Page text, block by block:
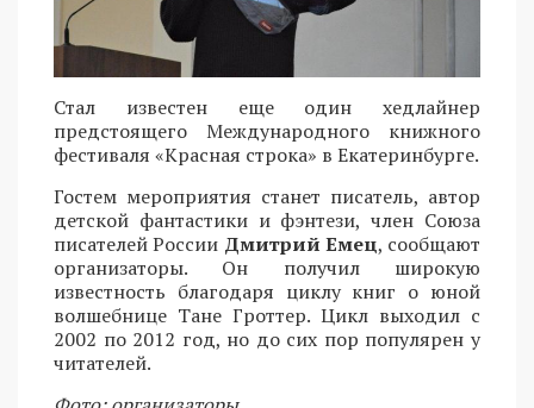
Стал известен еще один хедлайнер
предстоящего Международного книжного
фестиваля «Красная строка» в Екатеринбурге.
Гостем мероприятия станет писатель, автор
детской фантастики и фэнтези, член Союза
писателей России Дмитрий Емец, сообщают
организаторы. Он получил широкую
известность благодаря циклу книг о юной
волшебнице Тане Гроттер. Цикл выходил с
2002 по 2012 год, но до сих пор популярен у
читателей.